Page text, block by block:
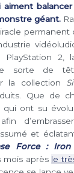
géant.
permanent
PlayStation 2,
de
la collection
Que de
qui ont su
et
Force : Iron
mois après le